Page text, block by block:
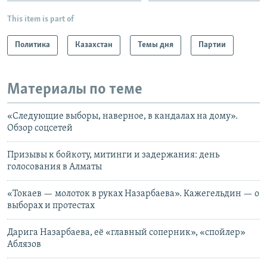
This item is part of
Политика Казахстан Темы дня Партии
Материалы по теме
«Следующие выборы, наверное, в кандалах на дому».
Обзор соцсетей
Призывы к бойкоту, митинги и задержания: день
голосования в Алматы
«Токаев — молоток в руках Назарбаева». Кажегельдин — о
выборах и протестах
Дарига Назарбаева, её «главный соперник», «спойлер»
Аблязов